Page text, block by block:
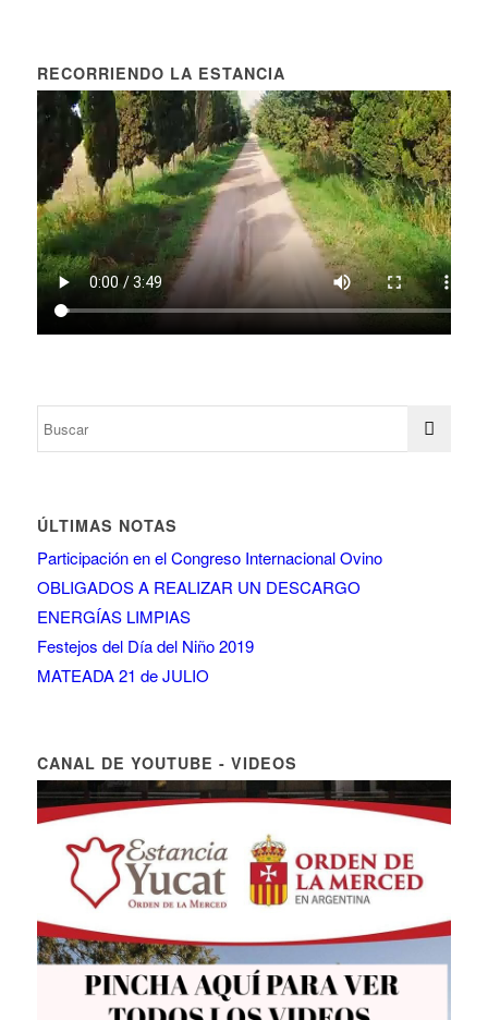
RECORRIENDO LA ESTANCIA
ÚLTIMAS NOTAS
Participación en el Congreso Internacional Ovino
OBLIGADOS A REALIZAR UN DESCARGO
ENERGÍAS LIMPIAS
Festejos del Día del Niño 2019
MATEADA 21 de JULIO
CANAL DE YOUTUBE - VIDEOS